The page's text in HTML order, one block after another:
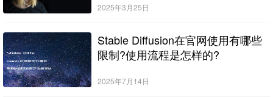
2025年3月25日
Stable Diffusion在官网使用有哪些
限制?使用流程是怎样的?
2025年7月14日